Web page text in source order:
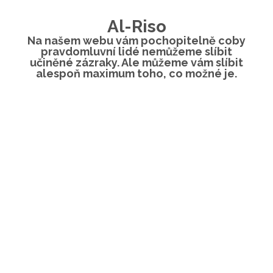
Al-Riso
Na našem webu vám pochopitelně coby
pravdomluvní lidé nemůžeme slíbit
učiněné zázraky. Ale můžeme vám slíbit
alespoň maximum toho, co možné je.